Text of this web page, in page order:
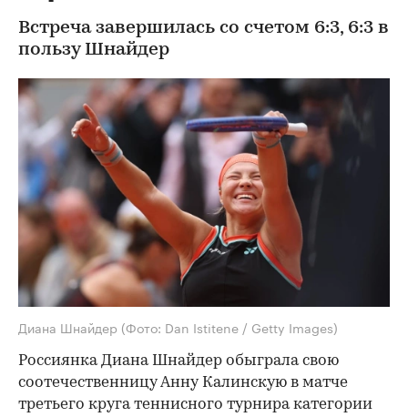
Встреча завершилась со счетом 6:3, 6:3 в
пользу Шнайдер
Диана Шнайдер (Фото: Dan Istitene / Getty Images)
Россиянка Диана Шнайдер обыграла свою
соотечественницу Анну Калинскую в матче
третьего круга теннисного турнира категории